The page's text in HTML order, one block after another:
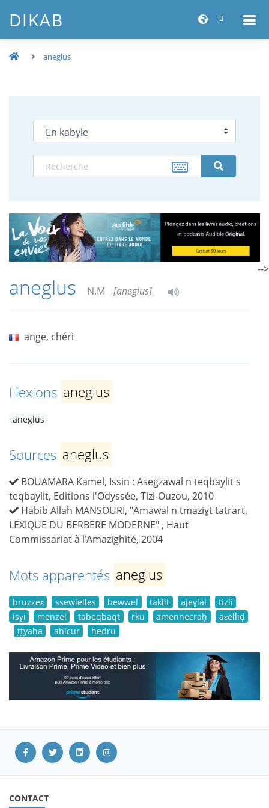
DIKAB
aneglus
aneglus N.M [aneglus]
ange, chéri
Flexions aneglus
aneglus
Sources aneglus
BOUAMARA Kamel, Issin : Asegzawal n teqbaylit s
teqbaylit, Editions l'Odyssée, Tizi-Ouzou, 2010
Habib Allah MANSOURI, "Amawal n tmaziɣt tatrart,
LEXIQUE DU BERBERE MODERNE" , Haut
Commissariat à l’Amazighité, 2004
Mots apparentés aneglus
bruzzeɛ ssewlelles hewwel taklit ajeɣlal
tizli
isɣi
menzel tabeqbaqt rku amennecraḥ
aɛelliḍ
ṭṭyaḥa
ahicur ḥedru
-->
CONTACT